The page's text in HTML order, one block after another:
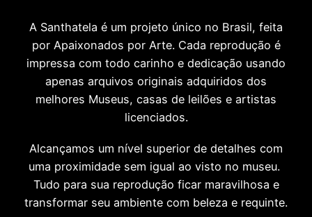
A Santhatela é um projeto único no Brasil, feita
por Apaixonados por Arte. Cada reprodução é
impressa com todo carinho e dedicação usando
apenas arquivos originais adquiridos dos
melhores Museus, casas de leilões e artistas
licenciados.
Alcançamos um nível superior de detalhes com
uma proximidade sem igual ao visto no museu.
Tudo para sua reprodução ficar maravilhosa e
transformar seu ambiente com beleza e requinte.